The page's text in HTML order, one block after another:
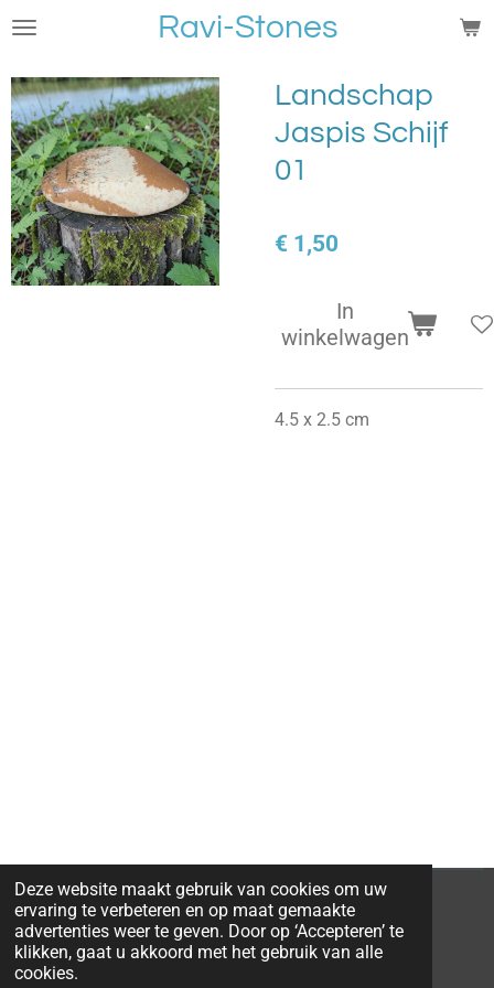
Deze website maakt gebruik van cookies om uw
ervaring te verbeteren en op maat gemaakte
advertenties weer te geven. Door op ‘Accepteren’ te
klikken, gaat u akkoord met het gebruik van alle
cookies.
Ga
naar
de
hoofdinhoud
Ravi-Stones
Landschap
Jaspis Schijf
01
€ 1,50
In
winkelwagen
4.5 x 2.5 cm
© 2026 Ravi-Stones